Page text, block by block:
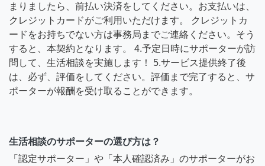
まりましたら、前払い決済をしてください。お支払いは、
クレジットカードがご利用いただけます。 クレジットカ
ードをお持ちでない方は事務局までご連絡ください。そう
すると、本契約となります。 4.予定日時にサポーターが訪
問して、生活相談を実施します！ 5.サービス提供終了後
は、必ず、評価をしてください。評価まで完了すると、サ
ポーターが報酬を受け取ることができます。
生活相談のサポーターの選び方は？
「認定サポーター」や「本人確認済み」のサポーターがお